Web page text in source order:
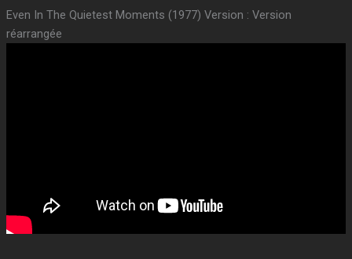
Even In The Quietest Moments (1977) Version : Version
réarrangée